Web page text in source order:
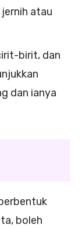
atau
birit, dan
dan ianya
boleh